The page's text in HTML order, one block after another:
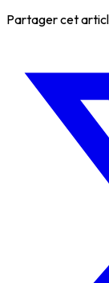
Partager cet